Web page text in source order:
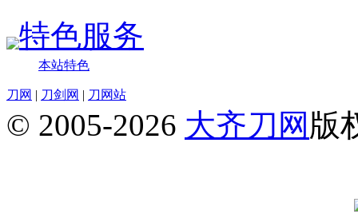
特色服务
本站特色
刀网 | 刀剑网 | 刀网站
© 2005-2026 大齐刀网 版